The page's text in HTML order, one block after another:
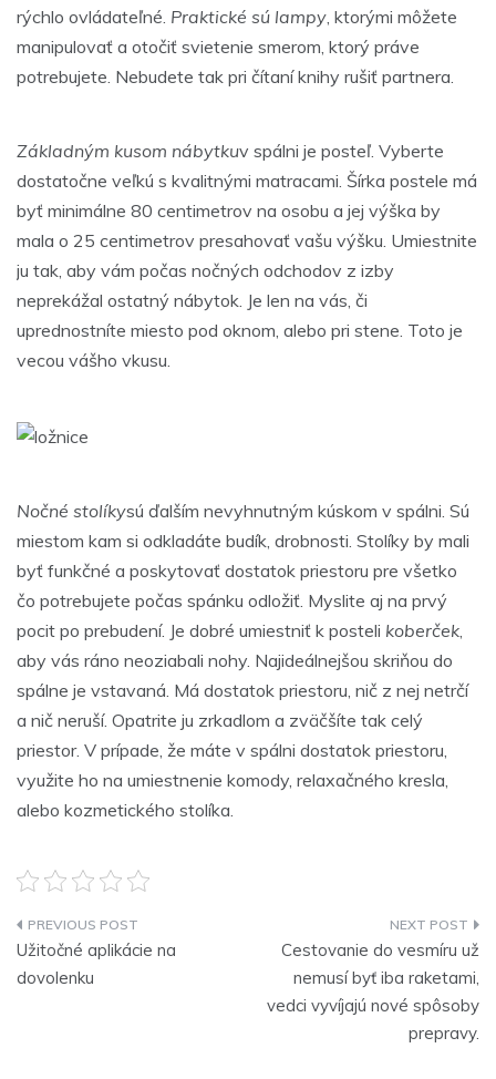
rýchlo ovládateľné. Praktické sú lampy, ktorými môžete
manipulovať a otočiť svietenie smerom, ktorý práve
potrebujete. Nebudete tak pri čítaní knihy rušiť partnera.
Základným kusom nábytkuv spálni je posteľ. Vyberte
dostatočne veľkú s kvalitnými matracami. Šírka postele má
byť minimálne 80 centimetrov na osobu a jej výška by
mala o 25 centimetrov presahovať vašu výšku. Umiestnite
ju tak, aby vám počas nočných odchodov z izby
neprekážal ostatný nábytok. Je len na vás, či
uprednostníte miesto pod oknom, alebo pri stene. Toto je
vecou vášho vkusu.
Nočné stolíkysú ďalším nevyhnutným kúskom v spálni. Sú
miestom kam si odkladáte budík, drobnosti. Stolíky by mali
byť funkčné a poskytovať dostatok priestoru pre všetko
čo potrebujete počas spánku odložiť. Myslite aj na prvý
pocit po prebudení. Je dobré umiestniť k posteli koberček
aby vás ráno neoziabali nohy. Najideálnejšou skriňou do
spálne je vstavaná. Má dostatok priestoru, nič z nej netrčí
a nič neruší. Opatrite ju zrkadlom a zväčšíte tak celý
priestor. V prípade, že máte v spálni dostatok priestoru,
využite ho na umiestnenie komody, relaxačného kresla,
alebo kozmetického stolíka.
Navigace
pro
Užitočné aplikácie na
dovolenku
Cestovanie do vesmíru už
nemusí byť iba raketami,
vedci vyvíjajú nové spôsoby
prepravy.